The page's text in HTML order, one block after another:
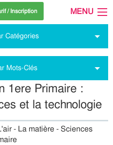
/ Inscription MENU
Catégories
Mots-Clés
1ere Primaire :
et la technologie
- La matière - Sciences